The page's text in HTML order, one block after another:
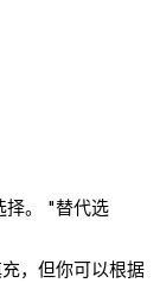
择。 "替代选
，但你可以根据